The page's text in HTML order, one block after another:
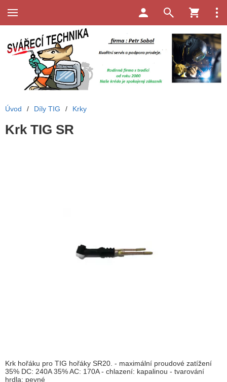
Úvod / Díly TIG / Krky
Krk TIG SR
Krk hořáku pro TIG hořáky SR20. - maximální proudové zatížení
35% DC: 240A 35% AC: 170A - chlazení: kapalinou - tvarování
hrdla: pevné